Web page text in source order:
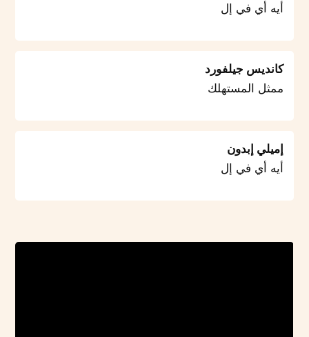
أيه أي في إل
كانديس جيلفورد
ممثل المستهلك
إميلي إبدون
أيه أي في إل